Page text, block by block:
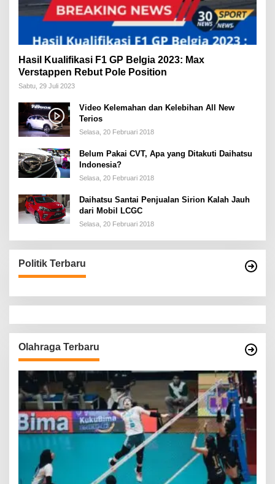
Hasil Kualifikasi F1 GP Belgia 2023: Max
Verstappen Rebut Pole Position
Sabtu, 29 Juli 2023
Video Kelemahan dan Kelebihan All New
Terios
Selasa, 20 Februari 2018
Belum Pakai CVT, Apa yang Ditakuti Daihatsu
Indonesia?
Selasa, 20 Februari 2018
Daihatsu Santai Penjualan Sirion Kalah Jauh
dari Mobil LCGC
Selasa, 20 Februari 2018
Politik Terbaru
Olahraga Terbaru